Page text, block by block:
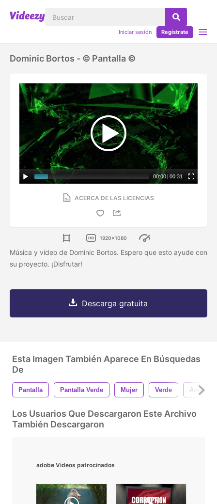
Iniciar sesión Regístrate
Dominic Bortos - © Pantalla ©
00:00 | 00:31
ACERCA DE LAS LICENCIAS
1920x1080
Música y video de Dominic Bortos. Espero que esto ayude con
su proyecto. ¡Disfrutar!
Descarga gratuita
Esta Imagen También Aparece En Búsquedas
De
Pantalla Pantalla Verde Mujer Verde
Los Usuarios Que Descargaron Este Archivo
También Descargaron
adobe Videos patrocinados